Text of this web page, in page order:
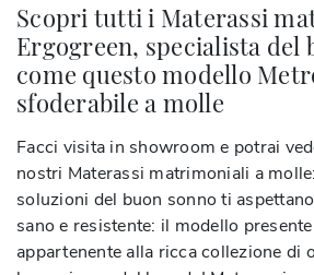
Scopri tutti i Materassi
Ergogreen, specialista del
come questo modello
sfoderabile a molle
Facci visita in showroom e potrai
nostri Materassi matrimoniali a
soluzioni del buon sonno ti
sano e resistente: il modello
appartenente alla ricca collezione di